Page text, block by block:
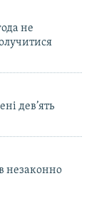
не
дев’ять
незаконно